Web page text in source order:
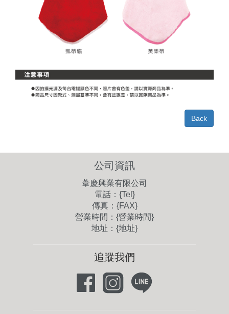
Back
公司資訊
葦慶興業有限公司
電話：{Tel}
傳真：{FAX}
營業時間：{營業時間}
地址：{地址}
追蹤我們